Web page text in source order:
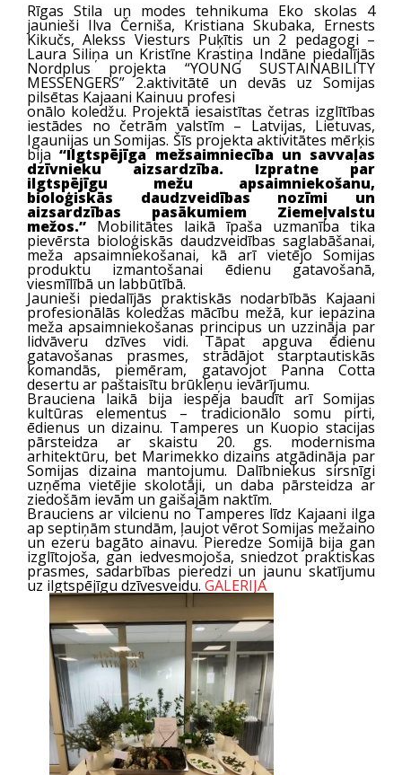
Rīgas Stila un modes tehnikuma Eko skolas 4
jaunieši Ilva Černiša, Kristiana Skubaka, Ernests
Kikučs, Alekss Viesturs Puķītis un 2 pedagogi –
Laura Siliņa un Kristīne Krastiņa Indāne piedalījās
Nordplus projekta “YOUNG SUSTAINABILITY
MESSENGERS” 2.aktivitātē un devās uz Somijas
pilsētas Kajaani Kainuu profesi
onālo koledžu. Projektā iesaistītas četras izglītības
iestādes no četrām valstīm – Latvijas, Lietuvas,
Igaunijas un Somijas. Šīs projekta aktivitātes mērķis
bija“Ilgtspējīga mežsaimniecība un savvaļas
dzīvnieku aizsardzība. Izpratne par
ilgtspējīgu mežu apsaimniekošanu,
bioloģiskās daudzveidības nozīmi un
aizsardzības pasākumiem Ziemeļvalstu
mežos.” Mobilitātes laikā īpaša uzmanība tika
pievērsta bioloģiskās daudzveidības saglabāšanai,
meža apsaimniekošanai, kā arī vietējo Somijas
produktu izmantošanai ēdienu gatavošanā,
viesmīlībā un labbūtībā.
Jaunieši piedalījās praktiskās nodarbībās Kajaani
profesionālās koledžas mācību mežā, kur iepazina
meža apsaimniekošanas principus un uzzināja par
lidvāveru dzīves vidi. Tāpat apguva ēdienu
gatavošanas prasmes, strādājot starptautiskās
komandās, piemēram, gatavojot Panna Cotta
desertu ar paštaisītu brūkleņu ievārījumu.
Brauciena laikā bija iespēja baudīt arī Somijas
kultūras elementus – tradicionālo somu pirti,
ēdienus un dizainu. Tamperes un Kuopio stacijas
pārsteidza ar skaistu 20. gs. modernisma
arhitektūru, bet Marimekko dizains atgādināja par
Somijas dizaina mantojumu. Dalībniekus sirsnīgi
uzņēma vietējie skolotāji, un daba pārsteidza ar
ziedošām ievām un gaišajām naktīm.
Brauciens ar vilcienu no Tamperes līdz Kajaani ilga
ap septiņām stundām, ļaujot vērot Somijas mežaino
un ezeru bagāto ainavu. Pieredze Somijā bija gan
izglītojoša, gan iedvesmojoša, sniedzot praktiskas
prasmes, sadarbības pieredzi un jaunu skatījumu
uz ilgtspējīgu dzīvesveidu. GALERIJA